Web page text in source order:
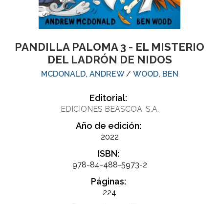
PANDILLA PALOMA 3 - EL MISTERIO
DEL LADRÓN DE NIDOS
MCDONALD, ANDREW/ WOOD, BEN
Editorial:
EDICIONES BEASCOA, S.A.
Año de edición:
2022
ISBN:
978-84-488-5973-2
Páginas:
224